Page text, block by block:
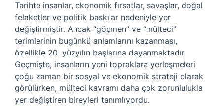
Tarihte insanlar, ekonomik fırsatlar, savaşlar, doğal
felaketler ve politik baskılar nedeniyle yer
değiştirmiştir. Ancak “göçmen” ve “mülteci”
terimlerinin bugünkü anlamlarını kazanması,
özellikle 20. yüzyılın başlarına dayanmaktadır.
Geçmişte, insanların yeni topraklara yerleşmeleri
çoğu zaman bir sosyal ve ekonomik strateji olarak
görülürken, mülteci kavramı daha çok zorunlulukla
yer değiştiren bireyleri tanımlıyordu.